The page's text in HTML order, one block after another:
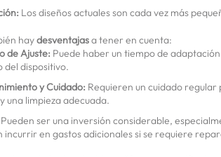
Los diseños actuales son cada vez más
haydesventajasa tener en cuenta:
de Ajuste: Puede haber un tiempo de
del dispositivo.
y Cuidado: Requieren un cuidado
una limpieza adecuada.
Pueden ser una inversión considerable,
incurrir en gastos adicionales si se requiere